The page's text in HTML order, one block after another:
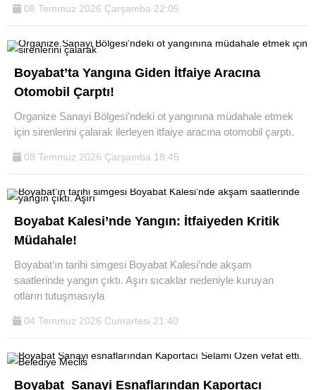
08 Temmuz 2026 Çarşamba 22:05
Boyabat’ta Yangına Giden İtfaiye Aracına
Otomobil Çarptı!
Organize Sanayi Bölgesi'ndeki ot yangınına müdahale etmek
için sirenlerini çalarak ilerleyen itfaiye aracına otomobil çarptı.
08 Temmuz 2026 Çarşamba 18:45
Boyabat Kalesi’nde Yangın: İtfaiyeden Kritik
Müdahale!
Boyabat’ın tarihi simgesi Boyabat Kalesi’nde akşam
saatlerinde yangın çıktı. Aşırı sıcaklar nedeniyle kuruyan
otların tutuşmasıyla
04 Temmuz 2026 Cumartesi 21:40
Boyabat Sanayi Esnaflarından Kaportacı